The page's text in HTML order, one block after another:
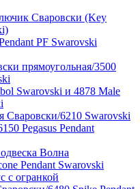
Сваровски (Key
PF Swarovski
прямоугольная/3500
Swarovski и 4878 Male
Сваровски/6210 Swarovski
Pegasus Pendant
Волна
Pendant Swarovski
c огранкой